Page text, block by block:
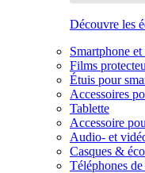
Découvre les
Smartphone
Films
Étuis pour
Accessoires
Tablette
Accessoire
Audio- et
Casques &
Téléphones